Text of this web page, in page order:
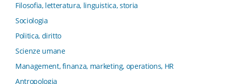
Collana di Storia delle istituzioni educative e della
Letteratura per l’Infanzia
Collana di Studi e Ricerche Aziendali
Collana ISMU
Collana Tendenze Salute e Sanità ETS
Computational Social Science
Filosofia, letteratura, linguistica, storia
Sociologia
Politica, diritto
Scienze umane
Management, finanza, marketing, operations, HR
Antropologia